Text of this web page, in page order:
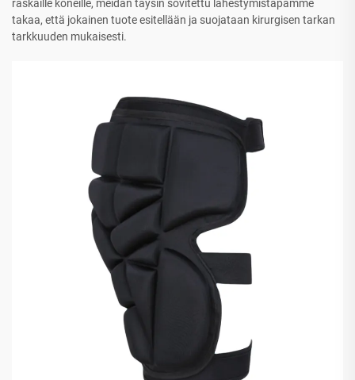
raskaille koneille, meidän täysin sovitettu lähestymistapamme
takaa, että jokainen tuote esitellään ja suojataan kirurgisen tarkan
tarkkuuden mukaisesti.